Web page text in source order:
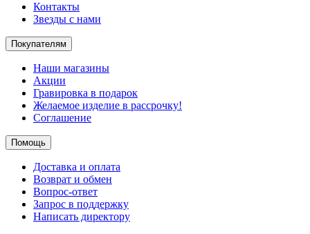
Контакты
Звезды с нами
Покупателям
Наши магазины
Акции
Гравировка в подарок
Желаемое изделие в рассрочку!
Соглашение
Помощь
Доставка и оплата
Возврат и обмен
Вопрос-ответ
Запрос в поддержку
Написать директору